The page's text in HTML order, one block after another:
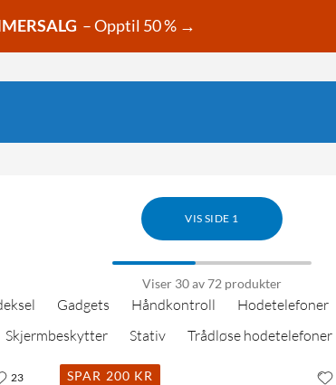
– Opptil 50 % →
Gadgets Håndkontroll Hodetelefoner
Skjermbeskytter Stativ Trådløse hodetelefoner
VIS SIDE 1
Viser 30 av 72 produkter
23 SPAR 200 KR